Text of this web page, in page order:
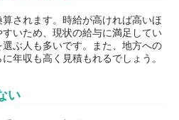
されます。時給が高ければ高いほ
いため、現状の給与に満足してい
ぶ人も多いです。また、地方への
年収も高く見積もれるでしょう。
い